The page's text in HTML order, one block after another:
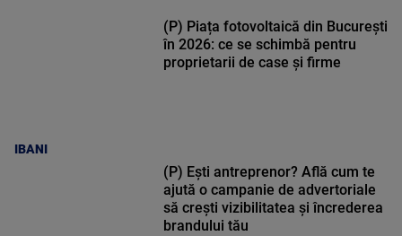
IBANI
(P) Piața fotovoltaică din București
în 2026: ce se schimbă pentru
proprietarii de case și firme
(P) Ești antreprenor? Află cum te
ajută o campanie de advertoriale
să crești vizibilitatea și încrederea
brandului tău